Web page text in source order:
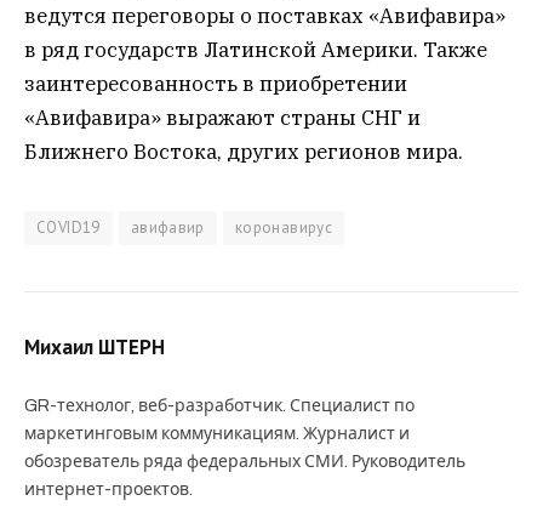
ведутся переговоры о поставках «Авифавира»
в ряд государств Латинской Америки. Также
заинтересованность в приобретении
«Авифавира» выражают страны СНГ и
Ближнего Востока, других регионов мира.
COVID19 авифавир коронавирус
Михаил ШТЕРН
GR-технолог, веб-разработчик. Специалист по
маркетинговым коммуникациям. Журналист и
обозреватель ряда федеральных СМИ. Руководитель
интернет-проектов.